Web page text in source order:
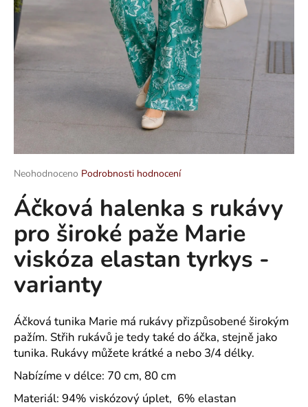
Průměrné
produktu
je
hvězdiček.
Neohodnoceno Podrobnosti hodnocení
Áčková halenka s rukávy
pro široké paže Marie
viskóza elastan tyrkys -
varianty
Áčková tunika Marie má rukávy přizpůsobené širokým
pažím. Střih rukávů je tedy také do áčka, stejně jako
tunika. Rukávy můžete krátké a nebo 3/4 délky.
Nabízíme v délce: 70 cm, 80 cm
Materiál: 94% viskózový úplet, 6% elastan
a
j
í
t
D
o
p
o
r
u
č
u
j
e
m
e